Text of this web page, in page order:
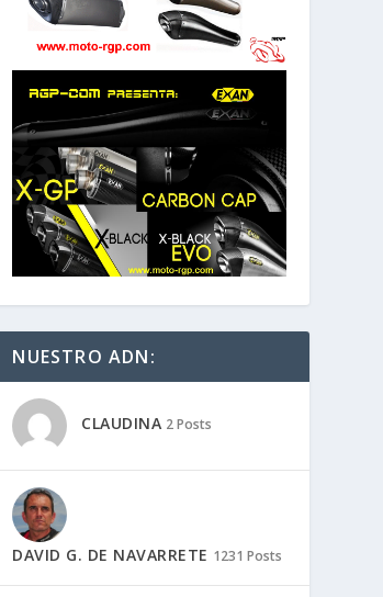
NUESTRO ADN:
CLAUDINA 2 Posts
DAVID G. DE NAVARRETE 1231 Posts